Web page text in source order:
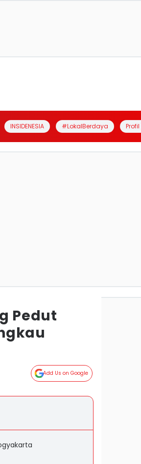
INSIDENESIA #LokalBerdaya
Pedut
Add Us on Google